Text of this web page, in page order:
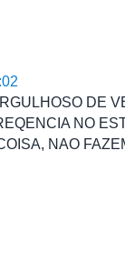
DE
NO
NAO